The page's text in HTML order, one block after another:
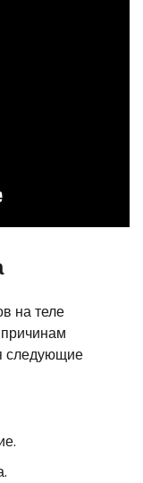
на теле
следующие